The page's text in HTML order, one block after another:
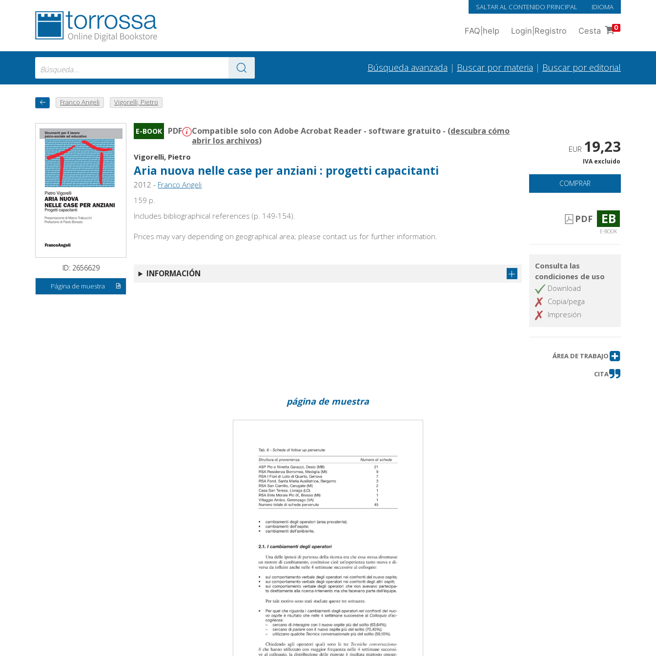
SALTAR AL CONTENIDO PRINCIPAL IDIOMA
FAQ help Login Registro Cesta 0
Búsqueda avanzada | Buscar por materia | Buscar por editorial
Franco Angeli Vigorelli, Pietro
ID: 2656629
Página de muestra
E-BOOK PDF Compatible solo con Adobe Acrobat Reader - software gratuito - (descubra cómo
abrir los archivos)
Vigorelli, Pietro
Aria nuova nelle case per anziani : progetti capacitanti
2012 - Franco Angeli
159 p.
Includes bibliographical references (p. 149-154).
Prices may vary depending on geographical area; please contact us for further information.
INFORMACIÓN
EUR 19,23
IVA excluido
COMPRAR
PDF EB
E-BOOK
Consulta las
condiciones de uso
Download
Copia/pega
Impresión
ÁREA DE TRABAJO
CITA
página de muestra